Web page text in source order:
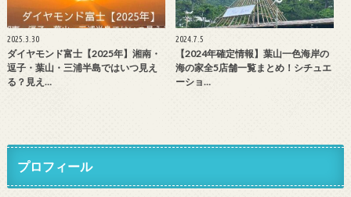
2025.3.30
ダイヤモンド富士【2025年】湘南・
逗子・葉山・三浦半島ではいつ見え
る？見え…
2024.7.5
【2024年確定情報】葉山一色海岸の
海の家全5店舗一覧まとめ！シチュエ
ーショ…
プロフィール